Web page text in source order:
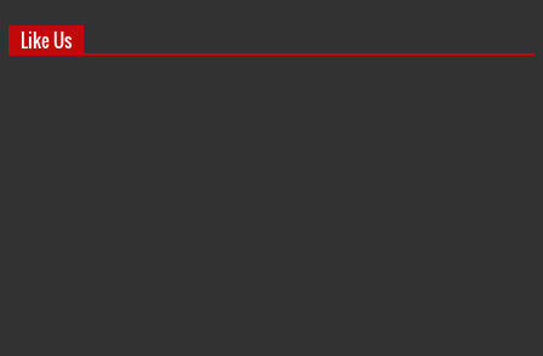
Like Us